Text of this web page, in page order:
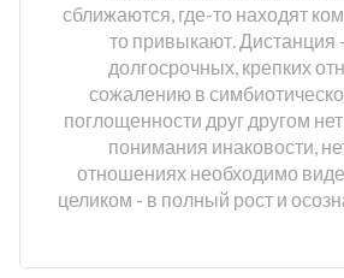
сближаются, где-то находят
то привыкают. Дистанция
долгосрочных, крепких
сожалению в
поглощенности друг другом
понимания инаковости,
отношениях необходимо
целиком - в полный рост и